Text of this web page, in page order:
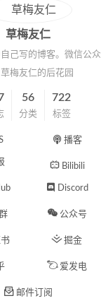
草梅友仁
己写的博客。微信公众
梅友仁的后花园
56
分类
722
标签
播客
Bilibili
Discord
公众号
掘金
爱发电
邮件订阅